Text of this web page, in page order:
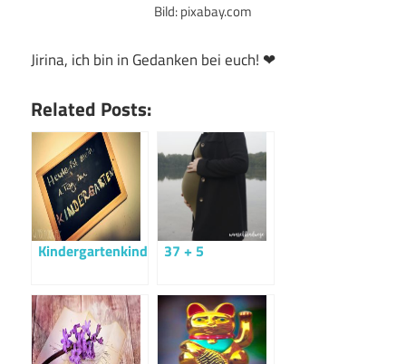
Bild: pixabay.com
Jirina, ich bin in Gedanken bei euch! ❤
Related Posts:
Kindergartenkind. 37 + 5